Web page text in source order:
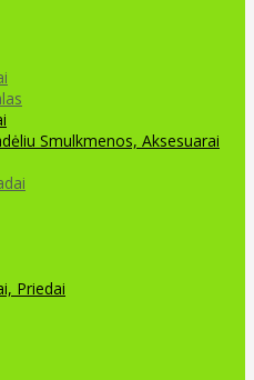
Smulkmenos, Aksesuarai
Priedai